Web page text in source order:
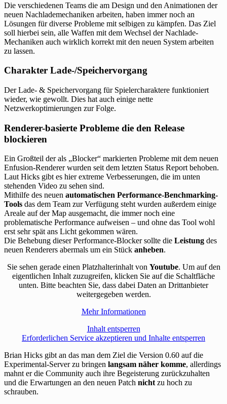
Die verschiedenen Teams die am Design und den Animationen der
neuen Nachlademechaniken arbeiten, haben immer noch an
Lösungen für diverse Probleme mit selbigen zu kämpfen. Das Ziel
soll hierbei sein, alle Waffen mit dem Wechsel der Nachlade-
Mechaniken auch wirklich korrekt mit den neuen System arbeiten
zu lassen.
Charakter Lade-/Speichervorgang
Der Lade- & Speichervorgang für Spielercharaktere funktioniert
wieder, wie gewollt. Dies hat auch einige nette
Netzwerkoptimierungen zur Folge.
Renderer-basierte Probleme die den Release
blockieren
Ein Großteil der als „Blocker“ markierten Probleme mit dem neuen
Enfusion-Renderer wurden seit dem letzten Status Report behoben.
Laut Hicks gibt es hier extreme Verbesserungen, die im unten
stehenden Video zu sehen sind.
Mithilfe des neuen automatischen Performance-Benchmarking-
Tools das dem Team zur Verfügung steht wurden außerdem einige
Areale auf der Map ausgemacht, die immer noch eine
problematische Performance aufweisen – und ohne das Tool wohl
erst sehr spät ans Licht gekommen wären.
Die Behebung dieser Performance-Blocker sollte die Leistung des
neuen Renderers abermals um ein Stück anheben.
Sie sehen gerade einen Platzhalterinhalt von Youtube. Um auf den
eigentlichen Inhalt zuzugreifen, klicken Sie auf die Schaltfläche
unten. Bitte beachten Sie, dass dabei Daten an Drittanbieter
weitergegeben werden.
Mehr Informationen
Inhalt entsperren
Erforderlichen Service akzeptieren und Inhalte entsperren
Brian Hicks gibt an das man dem Ziel die Version 0.60 auf die
Experimental-Server zu bringen langsam näher komme, allerdings
mahnt er die Community auch ihre Begeisterung zurückzuhalten
und die Erwartungen an den neuen Patch nicht zu hoch zu
schrauben.